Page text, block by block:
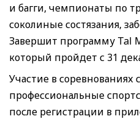
и багги, чемпионаты по
соколиные состязания,
Завершит программу Tal
который пройдет с 31
Участие в соревнованиях
профессиональные
после регистрации в